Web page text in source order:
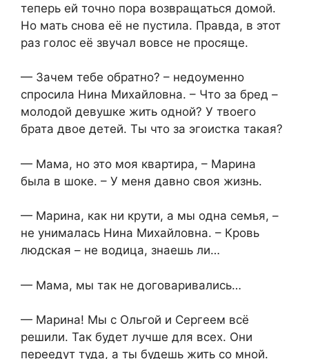
теперь ей точно пора возвращаться домой.
Но мать снова её не пустила. Правда, в этот
раз голос её звучал вовсе не просяще.
— Зачем тебе обратно? – недоуменно
спросила Нина Михайловна. – Что за бред –
молодой девушке жить одной? У твоего
брата двое детей. Ты что за эгоистка такая?
— Мама, но это моя квартира, – Марина
была в шоке. – У меня давно своя жизнь.
— Марина, как ни крути, а мы одна семья, –
не унималась Нина Михайловна. – Кровь
людская – не водица, знаешь ли…
— Мама, мы так не договаривались…
— Марина! Мы с Ольгой и Сергеем всё
решили. Так будет лучше для всех. Они
переедут туда, а ты будешь жить со мной.